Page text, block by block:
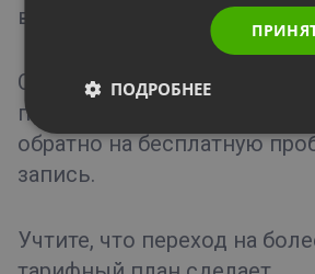
выполнить различные
Обратите внимание, что вы
перейти с платного
обратно на бесплатную
запись.
Учтите, что переход на
ПОДРОБНЕЕ